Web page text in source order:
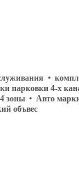
•
парковки 4-х
4 зоны • Авто
объвес